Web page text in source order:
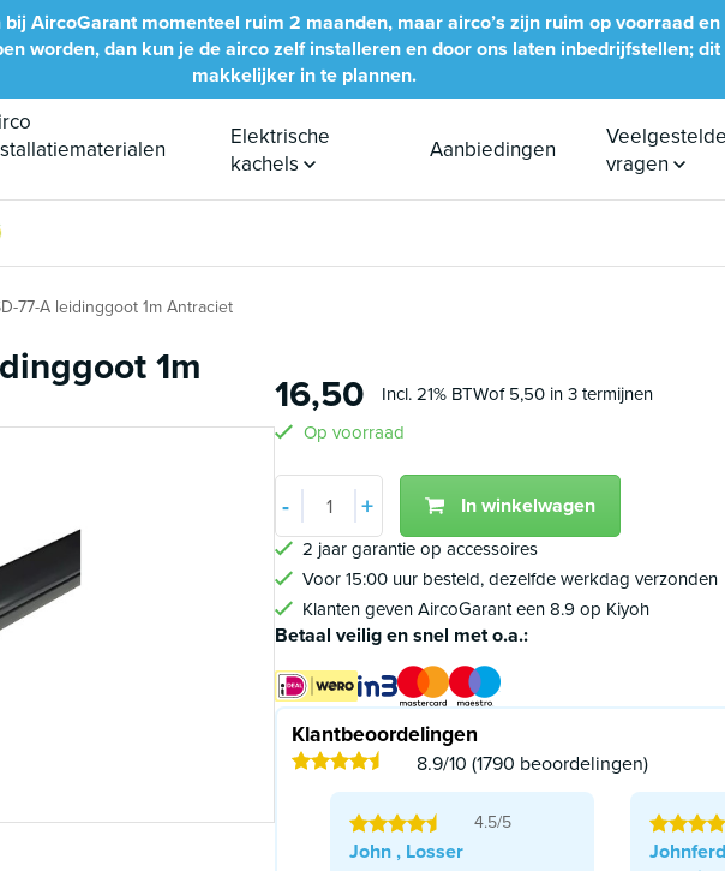
AircoGarant momenteel ruim 2 maanden, maar airco’s zijn ruim op voorraad
worden, dan kun je de airco zelf installeren en door ons laten inbedrijfstellen;
makkelijker in te plannen.
Elektrische
kachels
Aanbiedingen
Veelgestelde
vragen
77-A leidinggoot 1m Antraciet
1m
16,50 Incl. 21% BTWof 5,50 in 3 termijnen
Op voorraad
-
Min 1
Aantal
+
Plus 1
In winkelwagen
2 jaar garantie op accessoires
Voor 15:00 uur besteld, dezelfde werkdag verzonden
Klanten geven AircoGarant een 8.9 op Kiyoh
Betaal veilig en snel met o.a.:
Klantbeoordelingen
8.9/10 (1790 beoordelingen)
4.5/5
John , Losser